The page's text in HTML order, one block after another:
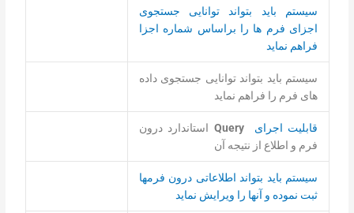
سیستم باید بتواند توانایی جستجوی
اجزای فرم ها را براساس شماره اجزا
فراهم نماید
سیستم باید بتواند توانایی جستجوی داده
های فرم را فراهم نماید
قابلیت اجرایQuery استاندارد درون
فرم و اطلاع از نتیجه آن
سیستم باید بتواند اطلاعاتی درون فرمها
ثبت نموده و آنها را ویرایش نماید